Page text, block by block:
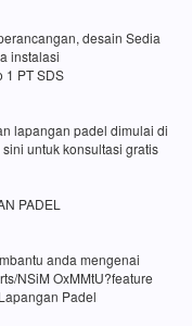
desain Sedia
instalasi
1 PT SDS
lapangan padel dimulai di
untuk konsultasi gratis
PADEL
anda mengenai
NSiM OxMMtU?feature
Padel